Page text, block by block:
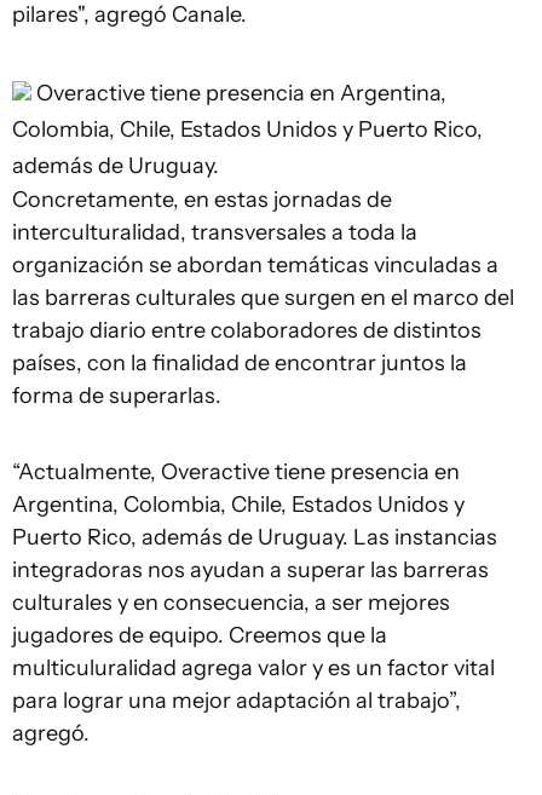
pilares", agregó Canale.
Overactive tiene presencia en Argentina,
Colombia, Chile, Estados Unidos y Puerto Rico,
además de Uruguay.
Concretamente, en estas jornadas de
interculturalidad, transversales a toda la
organización se abordan temáticas vinculadas a
las barreras culturales que surgen en el marco del
trabajo diario entre colaboradores de distintos
países, con la finalidad de encontrar juntos la
forma de superarlas.
“Actualmente, Overactive tiene presencia en
Argentina, Colombia, Chile, Estados Unidos y
Puerto Rico, además de Uruguay. Las instancias
integradoras nos ayudan a superar las barreras
culturales y en consecuencia, a ser mejores
jugadores de equipo. Creemos que la
multiculuralidad agrega valor y es un factor vital
para lograr una mejor adaptación al trabajo”,
agregó.